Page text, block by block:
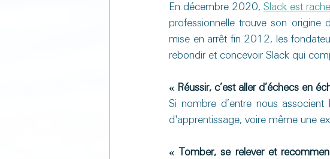
En décembre 2020, Slack est
professionnelle trouve son origine
mise en arrêt fin 2012, les
rebondir et concevoir Slack qui
« Réussir, c’est aller d’échecs en
Si nombre d’entre nous
d'apprentissage, voire même une
« Tomber, se relever et